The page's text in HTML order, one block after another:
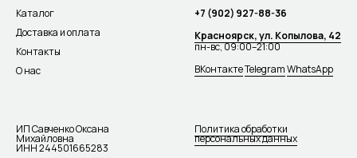
Каталог
Доставка и оплата
Контакты
О нас
+7 (902) 927-88-36
Красноярск, ул. Копылова, 42
пн-вс, 09:00–21:00
ВКонтактеTelegramWhatsApp
ИП Савченко Оксана
Михайловна
ИНН 244501665283
Политика обработки
персональных данных